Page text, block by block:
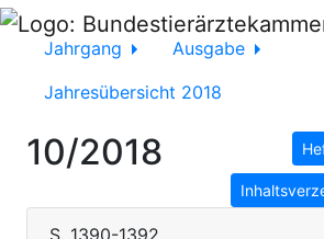
Jahrgang
Ausgabe
Jahresübersicht 2018
10/2018
S. 1390-1392